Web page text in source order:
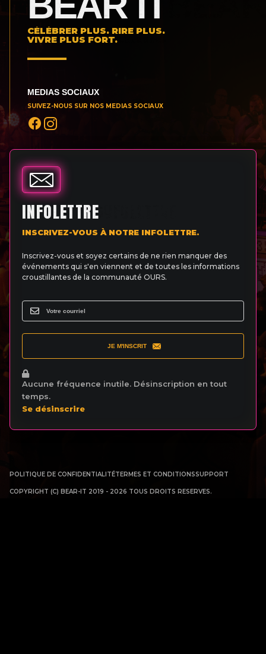
CÉLÉBRER PLUS. RIRE PLUS.
VIVRE PLUS FORT.
MEDIAS SOCIAUX
SUIVEZ-NOUS SUR NOS MEDIAS SOCIAUX
INFOLETTRE
INSCRIVEZ-VOUS À NOTRE INFOLETTRE.
Inscrivez-vous et soyez certains de ne rien manquer des
événements qui s'en viennent et de toutes les informations
croustillantes de la communauté OURS.
JE M'INSCRIT
Aucune fréquence inutile. Désinscription en tout
temps.
Se désinscrire
POLITIQUE DE CONFIDENTIALITÉTERMES ET CONDITIONSSUPPORT
COPYRIGHT (C) BEAR-IT 2019 - 2026 TOUS DROITS RESERVES.